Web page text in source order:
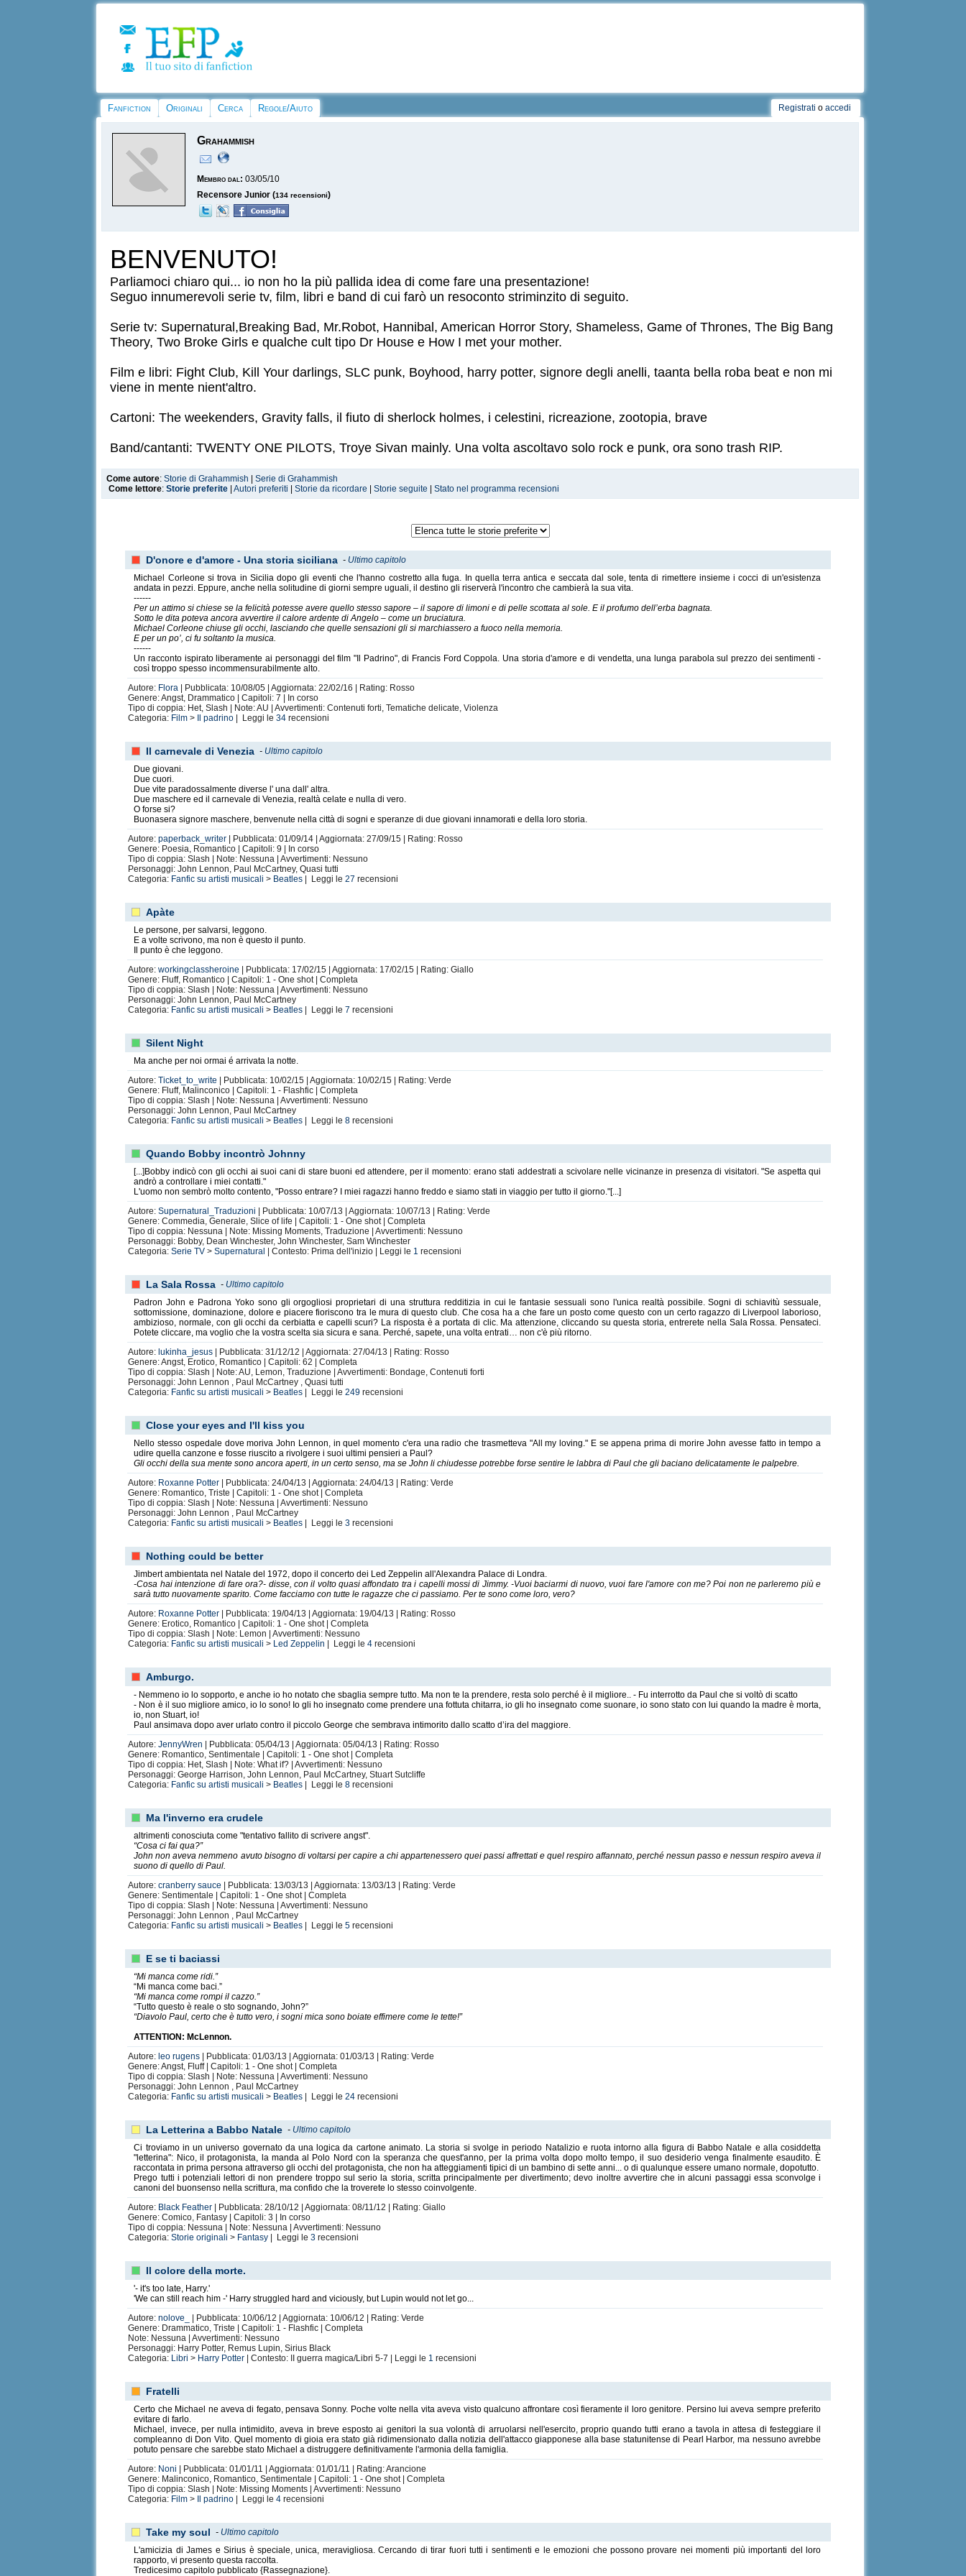
Fanfiction Originali Cerca Regole/Aiuto Registrati o accedi
Grahammish
Membro dal: 03/05/10
Recensore Junior (134 recensioni)
BENVENUTO!
Parliamoci chiaro qui... io non ho la più pallida idea di come fare una presentazione!
Seguo innumerevoli serie tv, film, libri e band di cui farò un resoconto striminzito di seguito.
Serie tv: Supernatural,Breaking Bad, Mr.Robot, Hannibal, American Horror Story, Shameless, Game of Thrones, The Big Bang
Theory, Two Broke Girls e qualche cult tipo Dr House e How I met your mother.
Film e libri: Fight Club, Kill Your darlings, SLC punk, Boyhood, harry potter, signore degli anelli, taanta bella roba beat e non mi
viene in mente nient'altro.
Cartoni: The weekenders, Gravity falls, il fiuto di sherlock holmes, i celestini, ricreazione, zootopia, brave
Band/cantanti: TWENTY ONE PILOTS, Troye Sivan mainly. Una volta ascoltavo solo rock e punk, ora sono trash RIP.
Come autore:Storie di Grahammish |Serie di Grahammish
Come lettore:Storie preferite |Autori preferiti |Storie da ricordare |Storie seguite |Stato nel programma recensioni
D'onore e d'amore - Una storia siciliana - Ultimo capitolo
Michael Corleone si trova in Sicilia dopo gli eventi che l'hanno costretto alla fuga. In quella terra antica e seccata dal sole, tenta di rimettere insieme i cocci di un'esistenza
andata in pezzi. Eppure, anche nella solitudine di giorni sempre uguali, il destino gli riserverà l'incontro che cambierà la sua vita.
------
Per un attimo si chiese se la felicità potesse avere quello stesso sapore – il sapore di limoni e di pelle scottata al sole. E il profumo dell’erba bagnata.
Sotto le dita poteva ancora avvertire il calore ardente di Angelo – come un bruciatura.
Michael Corleone chiuse gli occhi, lasciando che quelle sensazioni gli si marchiassero a fuoco nella memoria.
E per un po’, ci fu soltanto la musica.
------
Un racconto ispirato liberamente ai personaggi del film "Il Padrino", di Francis Ford Coppola. Una storia d'amore e di vendetta, una lunga parabola sul prezzo dei sentimenti -
così troppo spesso incommensurabilmente alto.
Autore: Flora | Pubblicata: 10/08/05 | Aggiornata: 22/02/16 | Rating: Rosso
Genere: Angst, Drammatico | Capitoli: 7 | In corso
Tipo di coppia: Het, Slash | Note: AU | Avvertimenti: Contenuti forti, Tematiche delicate, Violenza
Categoria: Film > Il padrino | Leggi le34 recensioni
Il carnevale di Venezia - Ultimo capitolo
Due giovani.
Due cuori.
Due vite paradossalmente diverse l' una dall' altra.
Due maschere ed il carnevale di Venezia, realtà celate e nulla di vero.
O forse si?
Buonasera signore maschere, benvenute nella città di sogni e speranze di due giovani innamorati e della loro storia.
Autore:paperback_writer | Pubblicata: 01/09/14 | Aggiornata: 27/09/15 | Rating: Rosso
Genere: Poesia, Romantico | Capitoli: 9 | In corso
Tipo di coppia: Slash | Note: Nessuna | Avvertimenti: Nessuno
Personaggi: John Lennon, Paul McCartney, Quasi tutti
Categoria: Fanfic su artisti musicali > Beatles | Leggi le27 recensioni
Apàte
Le persone, per salvarsi, leggono.
E a volte scrivono, ma non è questo il punto.
Il punto è che leggono.
Autore:workingclassheroine
| Pubblicata: 17/02/15 | Aggiornata: 17/02/15 | Rating: Giallo
Genere: Fluff, Romantico | Capitoli: 1 - One shot | Completa
Tipo di coppia: Slash | Note: Nessuna | Avvertimenti: Nessuno
Personaggi: John Lennon, Paul McCartney
Categoria: Fanfic su artisti musicali > Beatles | Leggi le7 recensioni
Silent Night
Ma anche per noi ormai é arrivata la notte.
Autore:Ticket_to_write
| Pubblicata: 10/02/15 | Aggiornata: 10/02/15 | Rating: Verde
Genere: Fluff, Malinconico | Capitoli: 1 - Flashfic | Completa
Tipo di coppia: Slash | Note: Nessuna | Avvertimenti: Nessuno
Personaggi: John Lennon, Paul McCartney
Categoria: Fanfic su artisti musicali > Beatles | Leggi le8 recensioni
Quando Bobby incontrò Johnny
[...]Bobby indicò con gli occhi ai suoi cani di stare buoni ed attendere, per il momento: erano stati addestrati a scivolare nelle vicinanze in presenza di visitatori. "Se aspetta qui
andrò a controllare i miei contatti."
L'uomo non sembrò molto contento, "Posso entrare? I miei ragazzi hanno freddo e siamo stati in viaggio per tutto il giorno."[...]
Autore:Supernatural_Traduzioni
| Pubblicata: 10/07/13 | Aggiornata: 10/07/13 | Rating: Verde
Genere: Commedia, Generale, Slice of life | Capitoli: 1 - One shot | Completa
Tipo di coppia: Nessuna | Note: Missing Moments, Traduzione | Avvertimenti: Nessuno
Personaggi: Bobby, Dean Winchester, John Winchester, Sam Winchester
Categoria:Serie TV >Supernatural | Contesto: Prima dell'inizio | Leggi le 1 recensioni
La Sala Rossa - Ultimo capitolo
Padron John e Padrona Yoko sono gli orgogliosi proprietari di una struttura redditizia in cui le fantasie sessuali sono l'unica realtà possibile. Sogni di schiavitù sessuale,
sottomissione, dominazione, dolore e piacere fioriscono tra le mura di questo club. Che cosa ha a che fare un posto come questo con un certo ragazzo di Liverpool laborioso,
ambizioso, normale, con gli occhi da cerbiatta e capelli scuri? La risposta è a portata di clic. Ma attenzione, cliccando su questa storia, entrerete nella Sala Rossa. Pensateci.
Potete cliccare, ma voglio che la vostra scelta sia sicura e sana. Perché, sapete, una volta entrati… non c'è più ritorno.
Autore: lukinha_jesus | Pubblicata: 31/12/12 | Aggiornata: 27/04/13 | Rating: Rosso
Genere: Angst, Erotico, Romantico | Capitoli: 62 | Completa
Tipo di coppia: Slash | Note: AU, Lemon, Traduzione | Avvertimenti: Bondage, Contenuti forti
Personaggi: John Lennon , Paul McCartney , Quasi tutti
Categoria: Fanfic su artisti musicali > Beatles | Leggi le249 recensioni
Close your eyes and I'll kiss you
Nello stesso ospedale dove moriva John Lennon, in quel momento c'era una radio che trasmetteva "All my loving." E se appena prima di morire John avesse fatto in tempo a
udire quella canzone e fosse riuscito a rivolgere i suoi ultimi pensieri a Paul?
Gli occhi della sua mente sono ancora aperti, in un certo senso, ma se John li chiudesse potrebbe forse sentire le labbra di Paul che gli baciano delicatamente le palpebre.
Autore: Roxanne Potter | Pubblicata: 24/04/13 | Aggiornata: 24/04/13 | Rating: Verde
Genere: Romantico, Triste | Capitoli: 1 - One shot | Completa
Tipo di coppia: Slash | Note: Nessuna | Avvertimenti: Nessuno
Personaggi: John Lennon , Paul McCartney
Categoria: Fanfic su artisti musicali > Beatles | Leggi le3 recensioni
Nothing could be better
Jimbert ambientata nel Natale del 1972, dopo il concerto dei Led Zeppelin all'Alexandra Palace di Londra.
-Cosa hai intenzione di fare ora?- disse, con il volto quasi affondato tra i capelli mossi di Jimmy. -Vuoi baciarmi di nuovo, vuoi fare l'amore con me? Poi non ne parleremo più e
sarà tutto nuovamente sparito. Come facciamo con tutte le ragazze che ci passiamo. Per te sono come loro, vero?
Autore: Roxanne Potter | Pubblicata: 19/04/13 | Aggiornata: 19/04/13 | Rating: Rosso
Genere: Erotico, Romantico | Capitoli: 1 - One shot | Completa
Tipo di coppia: Slash | Note: Lemon | Avvertimenti: Nessuno
Categoria: Fanfic su artisti musicali > Led Zeppelin | Leggi le4 recensioni
Amburgo.
- Nemmeno io lo sopporto, e anche io ho notato che sbaglia sempre tutto. Ma non te la prendere, resta solo perché è il migliore.. - Fu interrotto da Paul che si voltò di scatto
- Non è il suo migliore amico, io lo sono! Io gli ho insegnato come prendere una fottuta chitarra, io gli ho insegnato come suonare, io sono stato con lui quando la madre è morta,
io, non Stuart, io!
Paul ansimava dopo aver urlato contro il piccolo George che sembrava intimorito dallo scatto d’ira del maggiore.
Autore:JennyWren
| Pubblicata: 05/04/13 | Aggiornata: 05/04/13 | Rating: Rosso
Genere: Romantico, Sentimentale | Capitoli: 1 - One shot | Completa
Tipo di coppia: Het, Slash | Note: What if? | Avvertimenti: Nessuno
Personaggi: George Harrison, John Lennon, Paul McCartney, Stuart Sutcliffe
Categoria: Fanfic su artisti musicali > Beatles | Leggi le8 recensioni
Ma l'inverno era crudele
altrimenti conosciuta come "tentativo fallito di scrivere angst".
“Cosa ci fai qua?”
John non aveva nemmeno avuto bisogno di voltarsi per capire a chi appartenessero quei passi affrettati e quel respiro affannato, perché nessun passo e nessun respiro aveva il
suono di quello di Paul.
Autore:cranberry sauce
| Pubblicata: 13/03/13 | Aggiornata: 13/03/13 | Rating: Verde
Genere: Sentimentale | Capitoli: 1 - One shot | Completa
Tipo di coppia: Slash | Note: Nessuna | Avvertimenti: Nessuno
Personaggi: John Lennon , Paul McCartney
Categoria: Fanfic su artisti musicali > Beatles | Leggi le5 recensioni
E se ti baciassi
“Mi manca come ridi.”
“Mi manca come baci.”
“Mi manca come rompi il cazzo.”
“Tutto questo è reale o sto sognando, John?”
“Diavolo Paul, certo che è tutto vero, i sogni mica sono boiate effimere come le tette!”
ATTENTION: McLennon.
Autore: leo rugens | Pubblicata: 01/03/13 | Aggiornata: 01/03/13 | Rating: Verde
Genere: Angst, Fluff | Capitoli: 1 - One shot | Completa
Tipo di coppia: Slash | Note: Nessuna | Avvertimenti: Nessuno
Personaggi: John Lennon , Paul McCartney
Categoria: Fanfic su artisti musicali > Beatles | Leggi le24 recensioni
La Letterina a Babbo Natale - Ultimo capitolo
Ci troviamo in un universo governato da una logica da cartone animato. La storia si svolge in periodo Natalizio e ruota intorno alla figura di Babbo Natale e alla cosiddetta
"letterina": Nico, il protagonista, la manda al Polo Nord con la speranza che quest'anno, per la prima volta dopo molto tempo, il suo desiderio venga finalmente esaudito. È
raccontata in prima persona attraverso gli occhi del protagonista, che non ha atteggiamenti tipici di un bambino di sette anni... o di qualunque essere umano normale, dopotutto.
Prego tutti i potenziali lettori di non prendere troppo sul serio la storia, scritta principalmente per divertimento; devo inoltre avvertire che in alcuni passaggi essa sconvolge i
canoni del buonsenso nella scrittura, ma confido che la troverete lo stesso coinvolgente.
Autore: Black Feather | Pubblicata: 28/10/12 | Aggiornata: 08/11/12 | Rating: Giallo
Genere: Comico, Fantasy | Capitoli: 3 | In corso
Tipo di coppia: Nessuna | Note: Nessuna | Avvertimenti: Nessuno
Categoria:Storie originali > Fantasy | Leggi le3 recensioni
Il colore della morte.
'- it's too late, Harry.'
'We can still reach him -' Harry struggled hard and viciously, but Lupin would not let go...
Autore:nolove_
| Pubblicata: 10/06/12 | Aggiornata: 10/06/12 | Rating: Verde
Genere: Drammatico, Triste | Capitoli: 1 - Flashfic | Completa
Note: Nessuna | Avvertimenti: Nessuno
Personaggi: Harry Potter, Remus Lupin, Sirius Black
Categoria: Libri > Harry Potter | Contesto: II guerra magica/Libri 5-7 | Leggi le 1 recensioni
Fratelli
Certo che Michael ne aveva di fegato, pensava Sonny. Poche volte nella vita aveva visto qualcuno affrontare così fieramente il loro genitore. Persino lui aveva sempre preferito
evitare di farlo.
Michael, invece, per nulla intimidito, aveva in breve esposto ai genitori la sua volontà di arruolarsi nell'esercito, proprio quando tutti erano a tavola in attesa di festeggiare il
compleanno di Don Vito. Quel momento di gioia era stato già ridimensionato dalla notizia dell'attacco giapponese alla base statunitense di Pearl Harbor, ma nessuno avrebbe
potuto pensare che sarebbe stato Michael a distruggere definitivamente l'armonia della famiglia.
Autore: Noni
| Pubblicata: 01/01/11 | Aggiornata: 01/01/11 | Rating: Arancione
Genere: Malinconico, Romantico, Sentimentale | Capitoli: 1 - One shot | Completa
Tipo di coppia: Slash | Note: Missing Moments | Avvertimenti: Nessuno
Categoria: Film > Il padrino | Leggi le4 recensioni
Take my soul - Ultimo capitolo
L'amicizia di James e Sirius è speciale, unica, meravigliosa. Cercando di tirar fuori tutti i sentimenti e le emozioni che possono provare nei momenti più importanti del loro
rapporto, vi presento questa raccolta.
Tredicesimo capitolo pubblicato {Rassegnazione}.